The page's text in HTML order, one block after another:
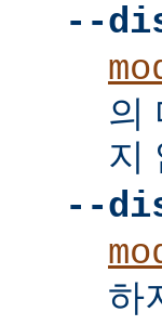
--
의
지
--
하